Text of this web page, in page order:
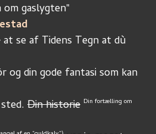
"Dansen om gaslygten"
se af Tidens Tegn at dù
og din gode fantasi som kan
Din historie Din fortælling om